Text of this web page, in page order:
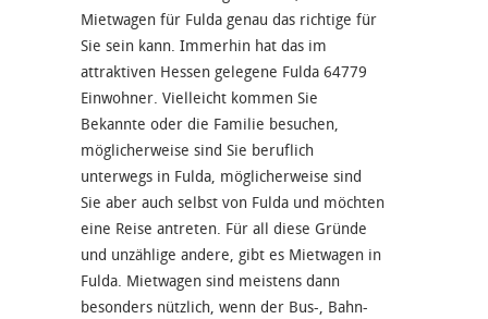
Mietwagen für Fulda genau das richtige für
Sie sein kann. Immerhin hat das im
attraktiven Hessen gelegene Fulda 64779
Einwohner. Vielleicht kommen Sie
Bekannte oder die Familie besuchen,
möglicherweise sind Sie beruflich
unterwegs in Fulda, möglicherweise sind
Sie aber auch selbst von Fulda und möchten
eine Reise antreten. Für all diese Gründe
und unzählige andere, gibt es Mietwagen in
Fulda. Mietwagen sind meistens dann
besonders nützlich, wenn der Bus-, Bahn-